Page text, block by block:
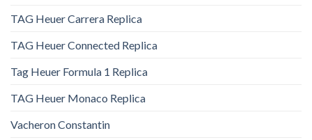
TAG Heuer Carrera Replica
TAG Heuer Connected Replica
Tag Heuer Formula 1 Replica
TAG Heuer Monaco Replica
Vacheron Constantin